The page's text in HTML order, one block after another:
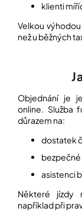
klienti
Velkou
než u běžných
Objednání je
online. Služba
důrazem na:
dostatek
bezpečné
asistenci
Některé jízdy
například při